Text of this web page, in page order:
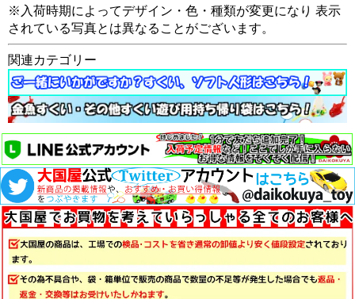
※入荷時期によってデザイン・色・種類が変更になり 表示
されている写真とは異なることがございます。
関連カテゴリー